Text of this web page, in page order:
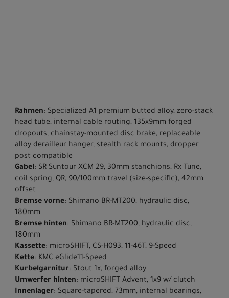
Rahmen: Specialized A1 premium butted alloy, zero-stack
head tube, internal cable routing, 135x9mm forged
dropouts, chainstay-mounted disc brake, replaceable
alloy derailleur hanger, stealth rack mounts, dropper
post compatible
Gabel: SR Suntour XCM 29, 30mm stanchions, Rx Tune,
coil spring, QR, 90/100mm travel (size-specific), 42mm
offset
Bremse vorne: Shimano BR-MT200, hydraulic disc,
180mm
Bremse hinten: Shimano BR-MT200, hydraulic disc,
180mm
Kassette: microSHIFT, CS-H093, 11-46T, 9-Speed
Kette: KMC eGlide11-Speed
Kurbelgarnitur: Stout 1x, forged alloy
Umwerfer hinten: microSHIFT Advent, 1x9 w/ clutch
Innenlager: Square-tapered, 73mm, internal bearings,